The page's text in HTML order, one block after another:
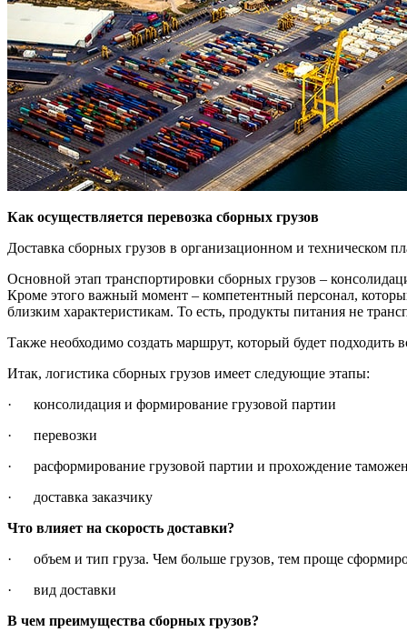
Как осуществляется перевозка сборных грузов
Доставка сборных грузов в организационном и техническом
Основной этап транспортировки сборных грузов –
Кроме этого важный момент – компетентный персонал,
близким характеристикам. То есть, продукты питания не
Также необходимо создать маршрут, который будет подходить
Итак, логистика сборных грузов имеет следующие этапы:
· консолидация и формирование грузовой партии
· перевозки
· расформирование грузовой партии и прохождение
· доставка заказчику
Что влияет на скорость доставки?
· объем и тип груза. Чем больше грузов, тем проще
· вид доставки
В чем преимущества сборных грузов?